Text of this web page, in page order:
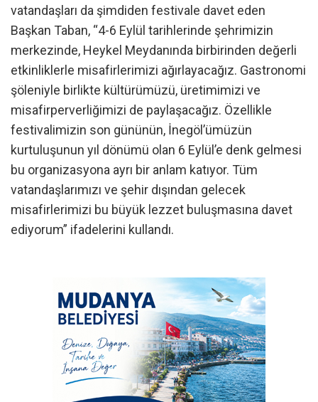
vatandaşları da şimdiden festivale davet eden
Başkan Taban, “4-6 Eylül tarihlerinde şehrimizin
merkezinde, Heykel Meydanında birbirinden değerli
etkinliklerle misafirlerimizi ağırlayacağız. Gastronomi
şöleniyle birlikte kültürümüzü, üretimimizi ve
misafirperverliğimizi de paylaşacağız. Özellikle
festivalimizin son gününün, İnegöl’ümüzün
kurtuluşunun yıl dönümü olan 6 Eylül’e denk gelmesi
bu organizasyona ayrı bir anlam katıyor. Tüm
vatandaşlarımızı ve şehir dışından gelecek
misafirlerimizi bu büyük lezzet buluşmasına davet
ediyorum” ifadelerini kullandı.